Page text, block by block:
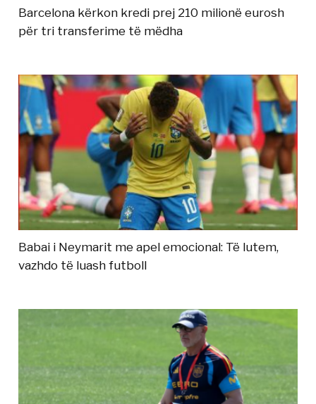
Barcelona kërkon kredi prej 210 milionë eurosh
për tri transferime të mëdha
Babai i Neymarit me apel emocional: Të lutem,
vazhdo të luash futboll